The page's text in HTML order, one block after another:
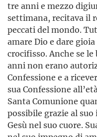
tre anni e mezzo
settimana, recitava il
peccati del mondo.
amare Dio e dare
crocifisso. Anche se
anni non erano
Confessione e a
sua Confessione
Santa Comunione
possibile grazie al
Gesù nel suo cuore.